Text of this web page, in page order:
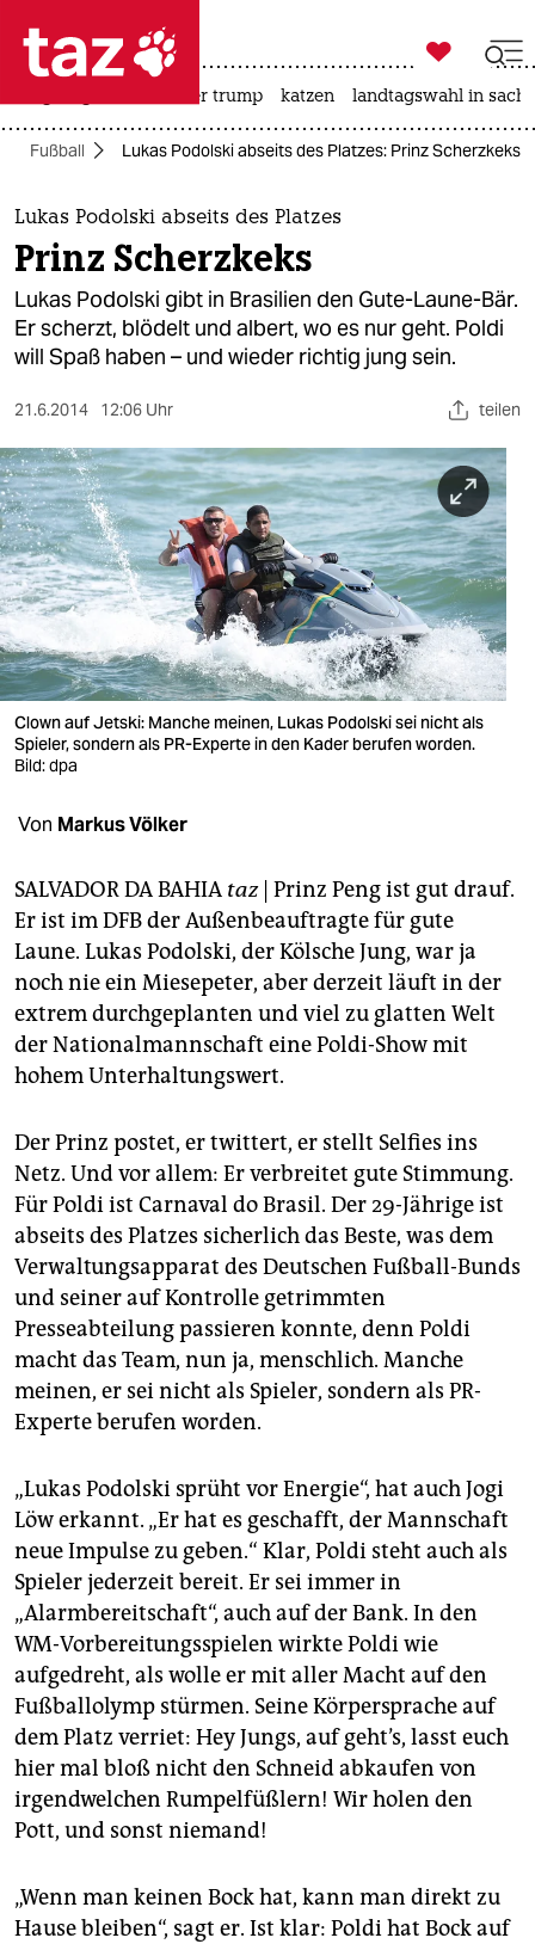
 taz zahl ich
taz zahl ich
themen
politik
öko
gesellschaft
sport
berlin
nord
wahrheit
verlag
verlag
shop
fragen & hilfe
unterstützen
abo
genossenschaft
epaper login

taz zahl ich
usa unter trump katzen landtagswahl in
Fußball Lukas Podolski abseits des Platzes: Prinz Scherzkeks
Lukas Podolski abseits des Platzes
Prinz Scherzkeks
Lukas Podolski gibt in Brasilien den Gute-Laune-Bär.
Er scherzt, blödelt und albert, wo es nur geht. Poldi
will Spaß haben – und wieder richtig jung sein.
21.6.2014 12:06 Uhr teilen
Clown auf Jetski: Manche meinen, Lukas Podolski sei nicht als
Spieler, sondern als PR-Experte in den Kader berufen worden.
Bild: dpa
Von Markus Völker
SALVADOR DA BAHIA taz| Prinz Peng ist gut drauf.
Er ist im DFB der Außenbeauftragte für gute
Laune. Lukas Podolski, der Kölsche Jung, war ja
noch nie ein Miesepeter, aber derzeit läuft in der
extrem durchgeplanten und viel zu glatten Welt
der Nationalmannschaft eine Poldi-Show mit
hohem Unterhaltungswert.
Der Prinz postet, er twittert, er stellt Selfies ins
Netz. Und vor allem: Er verbreitet gute Stimmung.
Für Poldi ist Carnaval do Brasil. Der 29-Jährige ist
abseits des Platzes sicherlich das Beste, was dem
Verwaltungsapparat des Deutschen Fußball-Bunds
und seiner auf Kontrolle getrimmten
Presseabteilung passieren konnte, denn Poldi
macht das Team, nun ja, menschlich. Manche
meinen, er sei nicht als Spieler, sondern als PR-
Experte berufen worden.
„Lukas Podolski sprüht vor Energie“, hat auch Jogi
Löw erkannt. „Er hat es geschafft, der Mannschaft
neue Impulse zu geben.“ Klar, Poldi steht auch als
Spieler jederzeit bereit. Er sei immer in
„Alarmbereitschaft“, auch auf der Bank. In den
WM-Vorbereitungsspielen wirkte Poldi wie
aufgedreht, als wolle er mit aller Macht auf den
Fußballolymp stürmen. Seine Körpersprache auf
dem Platz verriet: Hey Jungs, auf geht’s, lasst euch
hier mal bloß nicht den Schneid abkaufen von
irgendwelchen Rumpelfüßlern! Wir holen den
Pott, und sonst niemand!
„Wenn man keinen Bock hat, kann man direkt zu
Hause bleiben“, sagt er. Ist klar: Poldi hat Bock auf